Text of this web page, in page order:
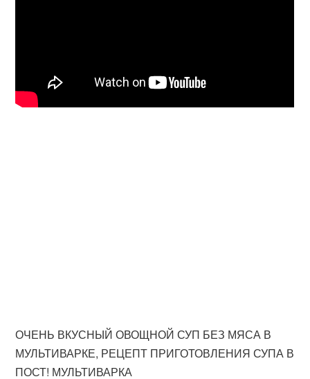
ОЧЕНЬ ВКУСНЫЙ ОВОЩНОЙ СУП БЕЗ МЯСА В
МУЛЬТИВАРКЕ, РЕЦЕПТ ПРИГОТОВЛЕНИЯ СУПА В
ПОСТ! МУЛЬТИВАРКА